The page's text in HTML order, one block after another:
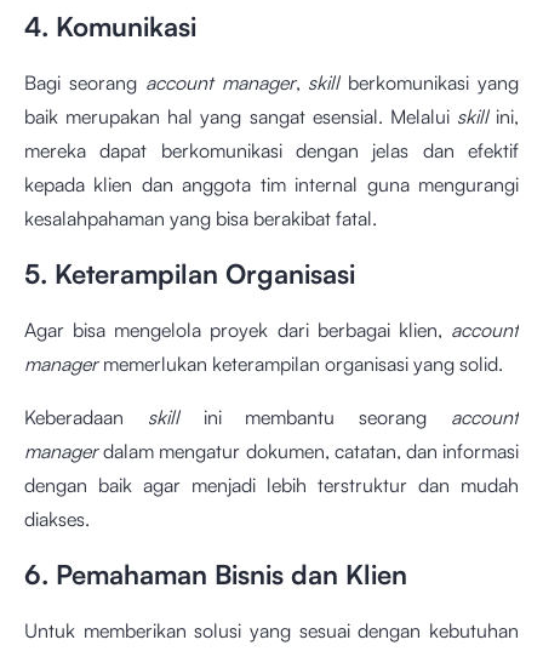
4. Komunikasi
Bagi seorang account manager, skill berkomunikasi yang
baik merupakan hal yang sangat esensial. Melalui skill ini,
mereka dapat berkomunikasi dengan jelas dan efektif
kepada klien dan anggota tim internal guna mengurangi
kesalahpahaman yang bisa berakibat fatal.
5. Keterampilan Organisasi
Agar bisa mengelola proyek dari berbagai klien, account
managermemerlukan keterampilan organisasi yang solid.
Keberadaan skill ini membantu seorang account
managerdalam mengatur dokumen, catatan, dan informasi
dengan baik agar menjadi lebih terstruktur dan mudah
diakses.
6. Pemahaman Bisnis dan Klien
Untuk memberikan solusi yang sesuai dengan kebutuhan